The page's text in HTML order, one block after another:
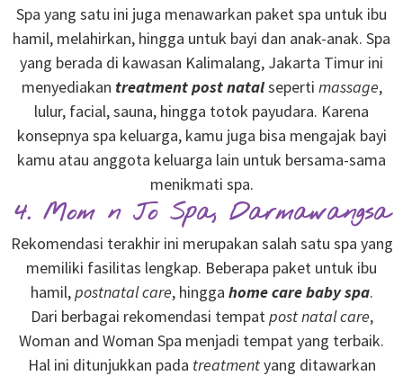
Spa yang satu ini juga menawarkan paket spa untuk ibu
hamil, melahirkan, hingga untuk bayi dan anak-anak. Spa
yang berada di kawasan Kalimalang, Jakarta Timur ini
menyediakan treatment post natalseperti massage,
lulur, facial, sauna, hingga totok payudara. Karena
konsepnya spa keluarga, kamu juga bisa mengajak bayi
kamu atau anggota keluarga lain untuk bersama-sama
menikmati spa.
4. Mom n Jo Spa, Darmawangsa
Rekomendasi terakhir ini merupakan salah satu spa yang
memiliki fasilitas lengkap. Beberapa paket untuk ibu
hamil,postnatal care, hingga home care baby spa.
Dari berbagai rekomendasi tempat post natal care,
Woman and Woman Spa menjadi tempat yang terbaik.
Hal ini ditunjukkan pada treatmentyang ditawarkan